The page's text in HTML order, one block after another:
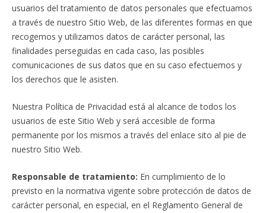
usuarios del tratamiento de datos personales que efectuamos
a través de nuestro Sitio Web, de las diferentes formas en que
recogemos y utilizamos datos de carácter personal, las
finalidades perseguidas en cada caso, las posibles
comunicaciones de sus datos que en su caso efectuemos y
los derechos que le asisten.
Nuestra Política de Privacidad está al alcance de todos los
usuarios de este Sitio Web y será accesible de forma
permanente por los mismos a través del enlace sito al pie de
nuestro Sitio Web.
Responsable de tratamiento: En cumplimiento de lo
previsto en la normativa vigente sobre protección de datos de
carácter personal, en especial, en el Reglamento General de